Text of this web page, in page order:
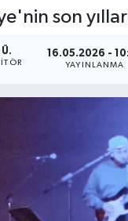
son
16.05.2026 -
YAYINLANMA